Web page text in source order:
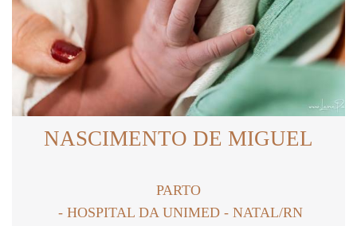
NASCIMENTO DE MIGUEL
PARTO
HOSPITAL DA UNIMED - NATAL/RN